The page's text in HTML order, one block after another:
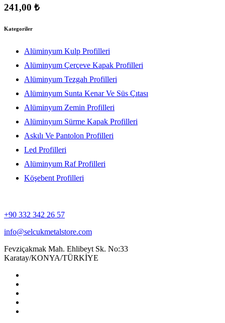
241,00 ₺
Kategoriler
Alüminyum Kulp Profilleri
Alüminyum Çerçeve Kаpаk Profilleri
Alüminyum Tezgah Profilleri
Alüminyum Sunta Kenar Ve Süs Çıtası
Alüminyum Zemin Profilleri
Alüminyum Sürme Kapak Profilleri
Askılı Ve Pantolon Profilleri
Led Profilleri
Alüminyum Raf Profilleri
Köşebent Profilleri
+90 332 342 26 57
info@selcukmetalstore.com
Fevziçakmak Mah. Ehlibeyt Sk. No:33
Karatay/KONYA/TÜRKİYE